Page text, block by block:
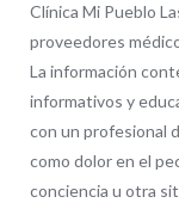
Clínica Mi Pueblo
proveedores
La información
informativos y
con un profesional
como dolor en el
conciencia u otra